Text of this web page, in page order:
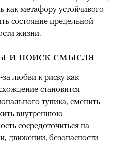
метафору устойчивого
состояние предельной
жизни.
и поиск смысла
любви к риску как
становится
тупика, сменить
внутреннюю
сосредоточиться на
движении, безопасности —